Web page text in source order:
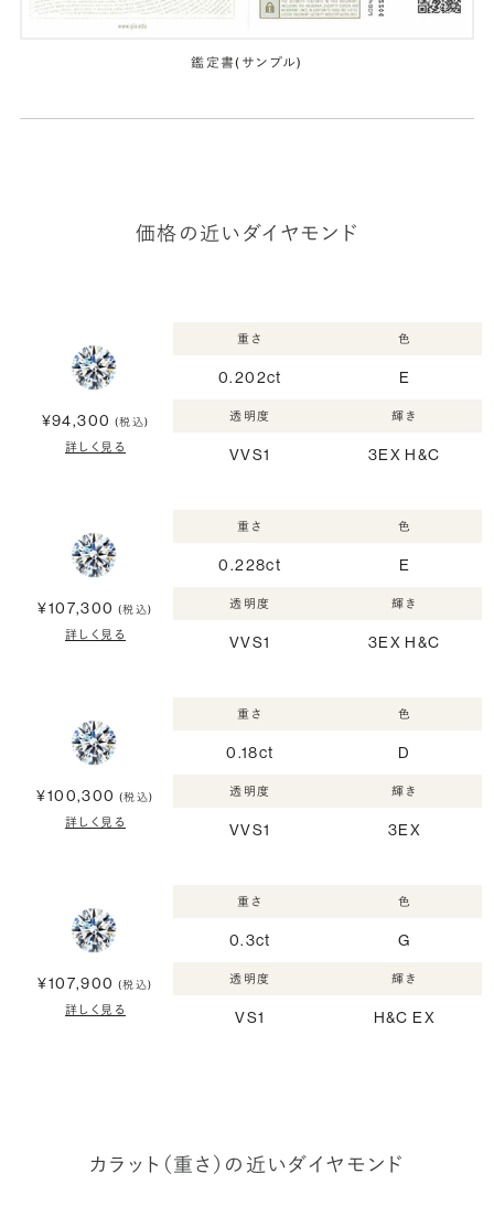
鑑定書(サンプル)
価格の近いダイヤモンド
¥94,300 (税込)
詳しく見る
重さ
0.202ct
色
E
透明度
VVS1
輝き
3EX H&C
¥107,300 (税込)
詳しく見る
重さ
0.228ct
色
E
透明度
VVS1
輝き
3EX H&C
¥100,300 (税込)
詳しく見る
重さ
0.18ct
色
D
透明度
VVS1
輝き
3EX
¥107,900 (税込)
詳しく見る
重さ
0.3ct
色
G
透明度
VS1
輝き
H&C EX
カラット（重さ）の近いダイヤモンド